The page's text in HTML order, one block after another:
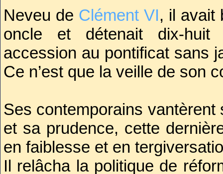
conseils » !
Si l’on excepte la
de retour à Rome,
ce portrait.
Neveu de Clément VI, il avait
oncle et détenait dix-huit
accession au pontificat sans
Ce n’est que la veille de son
Ses contemporains
et sa prudence, cette
en faiblesse et en
Il relâcha la politique de